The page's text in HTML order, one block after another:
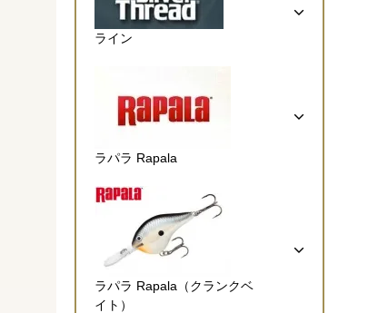
ライン
ラパラ Rapala
ラパラ Rapala（クランクベ
イト）